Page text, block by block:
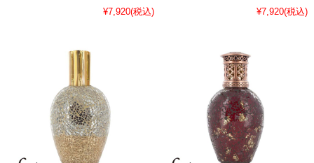
¥7,920(税込)
¥7,920(税込)